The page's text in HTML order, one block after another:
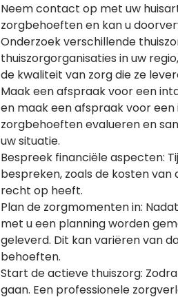
Neem contact op met uw
zorgbehoeften en kan u
Onderzoek verschillende
thuiszorgorganisaties in uw
de kwaliteit van zorg die ze
Maak een afspraak voor een
en maak een afspraak voor
zorgbehoeften evalueren en
uw situatie.
Bespreek financiële aspecten:
bespreken, zoals de kosten
recht op heeft.
Plan de zorgmomenten in:
met u een planning worden
geleverd. Dit kan variëren van
behoeften.
Start de actieve thuiszorg:
gaan. Een professionele